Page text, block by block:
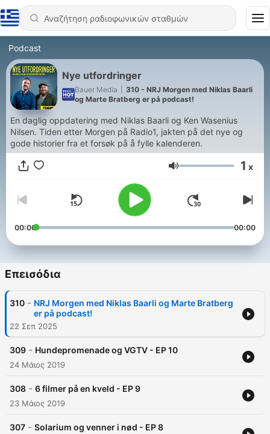
Podcast
Nye utfordringer
Bauer Media
310 - NRJ Morgen med Niklas Baarli
og Marte Bratberg er på podcast!
En daglig oppdatering med Niklas Baarli og Ken Wasenius
Nilsen. Tiden etter Morgen på Radio1, jakten på det nye og
gode historier fra et forsøk på å fylle kalenderen.
Ένταση 1 x
00:00 00:00
Επεισόδια
310 - NRJ Morgen med Niklas Baarli og Marte Bratberg
er på podcast!
22 Σεπ 2025
309 - Hundepromenade og VGTV - EP 10
24 Μάιος 2019
308 - 6 filmer på en kveld - EP 9
23 Μάιος 2019
307 - Solarium og venner i nød - EP 8